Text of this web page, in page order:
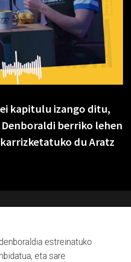
kapitulu izango ditu,
Denboraldi berriko lehen
du Aratz
estreinatuko
eta sare